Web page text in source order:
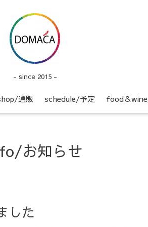
- since 2015 -
通販 schedule/予定 food＆
お知らせ
した